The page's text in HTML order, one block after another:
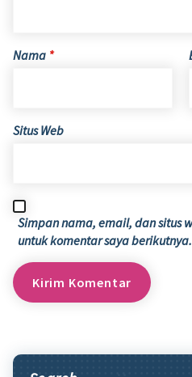
Nama *
Situs Web
Simpan nama, email, dan situs
untuk komentar saya berikutnya.